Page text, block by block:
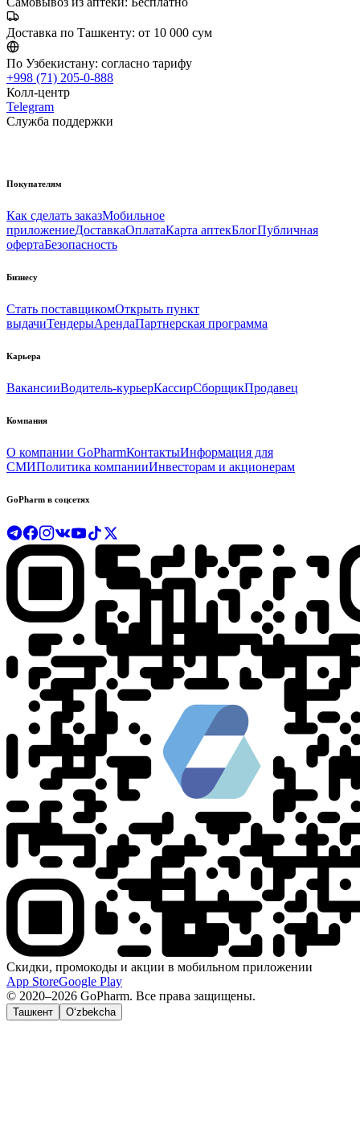
Доставка по Ташкенту: от 10 000 сум
По Узбекистану: согласно тарифу
+998 (71) 205-0-888
Колл-центр
Telegram
Служба поддержки
Покупателям
Как сделать заказМобильное
приложениеДоставкаОплатаКарта аптекБлогПубличная
офертаБезопасность
Бизнесу
Стать поставщикомОткрыть пункт
выдачиТендерыАрендаПартнерская программа
Карьера
ВакансииВодитель-курьерКассирСборщикПродавец
Компания
О компании GoPharmКонтактыИнформация для
СМИПолитика компанииИнвесторам и акционерам
GoPharm в соцсетях
Скидки, промокоды и акции в мобильном приложении
App StoreGoogle Play
© 2020–2026 GoPharm. Все права защищены.
Ташкент O‘zbekcha